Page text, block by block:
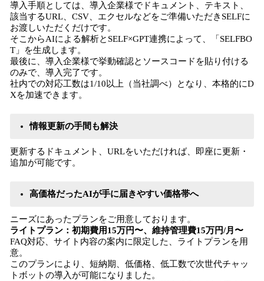
導入手順としては、導入企業様でドキュメント、テキスト、
該当するURL、CSV、エクセルなどをご準備いただきSELFに
お渡しいただくだけです。
そこからAIによる解析とSELF×GPT連携によって、「SELFBO
T」を生成します。
最後に、導入企業様で挙動確認とソースコードを貼り付ける
のみで、導入完了です。
社内での対応工数は1/10以上（当社調べ）となり、本格的にD
Xを加速できます。
情報更新の手間も解決
更新するドキュメント、URLをいただければ、即座に更新・
追加が可能です。
高価格だったAIが手に届きやすい価格帯へ
ニーズにあったプランをご用意しております。
ライトプラン：初期費用15万円〜、維持管理費15万円/月〜
FAQ対応、サイト内容の案内に限定した、ライトプランを用
意。
このプランにより、短納期、低価格、低工数で次世代チャッ
トボットの導入が可能になりました。